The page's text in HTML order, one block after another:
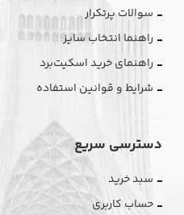
سوالات پرتکرار
راهنما انتخاب سایز
راهنمای خرید اسکیت‌برد
شرایط و قوانین استفاده
دسترسی سریع
سبد خرید
حساب کاربری